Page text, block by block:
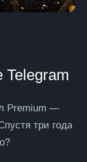
Telegram
Premium —
три года